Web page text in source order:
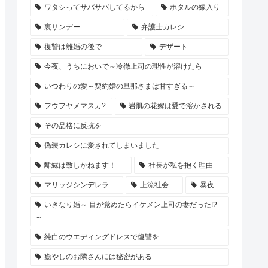
ワタシってサバサバしてるから ホタルの嫁入り
裏サンデー 弁護士カレシ
復讐は離婚の後で デザート
今夜、うちにおいで～冷徹上司の理性が溶けたら
いつわりの愛～契約婚の旦那さまは甘すぎる～
フウフヤメマスカ? 岩肌の花嫁は愛で溶かされる
その品格に反抗を
偽装カレシに愛されてしまいました
離縁は致しかねます！ 社長が私を抱く理由
マリッジシンデレラ 上流社会 暴夜
いきなり婚～ 目が覚めたらイケメン上司の妻だった!?
～
純白のウエディングドレスで復讐を
癒やしのお隣さんには秘密がある